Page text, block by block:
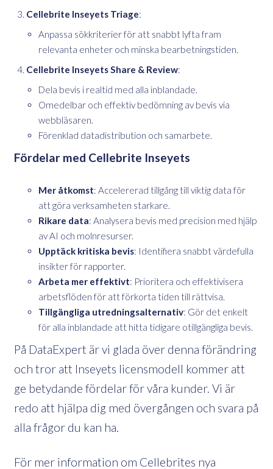
Cellebrite Inseyets Triage:
Anpassa sökkriterier för att snabbt lyfta fram
relevanta enheter och minska bearbetningstiden.
Cellebrite Inseyets Share & Review:
Dela bevis i realtid med alla inblandade.
Omedelbar och effektiv bedömning av bevis via
webbläsaren.
Förenklad datadistribution och samarbete.
Fördelar med Cellebrite Inseyets
Mer åtkomst: Accelererad tillgång till viktig data för
att göra verksamheten starkare.
Rikare data: Analysera bevis med precision med hjälp
av AI och molnresurser.
Upptäck kritiska bevis: Identifiera snabbt värdefulla
insikter för rapporter.
Arbeta mer effektivt: Prioritera och effektivisera
arbetsflöden för att förkorta tiden till rättvisa.
Tillgängliga utredningsalternativ: Gör det enkelt
för alla inblandade att hitta tidigare otillgängliga bevis.
På DataExpert är vi glada över denna förändring
och tror att Inseyets licensmodell kommer att
ge betydande fördelar för våra kunder. Vi är
redo att hjälpa dig med övergången och svara på
alla frågor du kan ha.
För mer information om Cellebrites nya